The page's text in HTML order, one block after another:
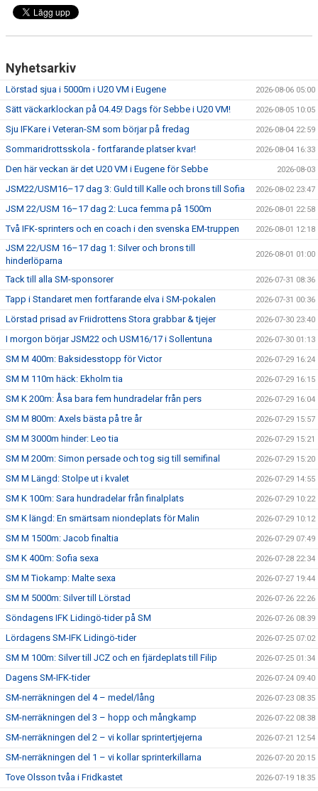
Nyhetsarkiv
Lörstad sjua i 5000m i U20 VM i Eugene 2026-08-06 05:00
Sätt väckarklockan på 04.45! Dags för Sebbe i U20 VM! 2026-08-05 10:05
Sju IFKare i Veteran-SM som börjar på fredag 2026-08-04 22:59
Sommaridrottsskola - fortfarande platser kvar! 2026-08-04 16:33
Den här veckan är det U20 VM i Eugene för Sebbe 2026-08-03
JSM22/USM16–17 dag 3: Guld till Kalle och brons till Sofia 2026-08-02 23:47
JSM 22/USM 16–17 dag 2: Luca femma på 1500m 2026-08-01 22:58
Två IFK-sprinters och en coach i den svenska EM-truppen 2026-08-01 12:18
JSM 22/USM 16–17 dag 1: Silver och brons till
hinderlöparna
2026-08-01 01:00
Tack till alla SM-sponsorer 2026-07-31 08:36
Tapp i Standaret men fortfarande elva i SM-pokalen 2026-07-31 00:36
Lörstad prisad av Friidrottens Stora grabbar & tjejer 2026-07-30 23:40
I morgon börjar JSM22 och USM16/17 i Sollentuna 2026-07-30 01:13
SM M 400m: Baksidesstopp för Victor 2026-07-29 16:24
SM M 110m häck: Ekholm tia 2026-07-29 16:15
SM K 200m: Åsa bara fem hundradelar från pers 2026-07-29 16:04
SM M 800m: Axels bästa på tre år 2026-07-29 15:57
SM M 3000m hinder: Leo tia 2026-07-29 15:21
SM M 200m: Simon persade och tog sig till semifinal 2026-07-29 15:20
SM M Längd: Stolpe ut i kvalet 2026-07-29 14:55
SM K 100m: Sara hundradelar från finalplats 2026-07-29 10:22
SM K längd: En smärtsam niondeplats för Malin 2026-07-29 10:12
SM M 1500m: Jacob finaltia 2026-07-29 07:49
SM K 400m: Sofia sexa 2026-07-28 22:34
SM M Tiokamp: Malte sexa 2026-07-27 19:44
SM M 5000m: Silver till Lörstad 2026-07-26 22:26
Söndagens IFK Lidingö-tider på SM 2026-07-26 08:39
Lördagens SM-IFK Lidingö-tider 2026-07-25 07:02
SM M 100m: Silver till JCZ och en fjärdeplats till Filip 2026-07-25 01:34
Dagens SM-IFK-tider 2026-07-24 09:40
SM-nerräkningen del 4 – medel/lång 2026-07-23 08:35
SM-nerräkningen del 3 – hopp och mångkamp 2026-07-22 08:38
SM-nerräkningen del 2 – vi kollar sprintertjejerna 2026-07-21 12:54
SM-nerräkningen del 1 – vi kollar sprinterkillarna 2026-07-20 20:15
Tove Olsson tvåa i Fridkastet 2026-07-19 18:35